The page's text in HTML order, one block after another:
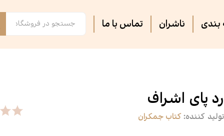
بندی
ثبت نام دوره های آموزشی
آشپزی
ناشران
روایت فتح
آرام دل
تماس با ما
رد پای اشراف
تولید کننده: کتاب جمکران